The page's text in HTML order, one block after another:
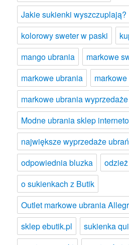
Jakie sukienki wyszczuplają?
kolorowy sweter w paski
mango ubrania
markowe
markowe ubrania
markowe ubrania wyprzedaże
Modne ubrania sklep
największe wyprzedaże ubrań
odpowiednia bluzka
o sukienkach z Butik
Outlet markowe ubrania
sklep ebutik.pl
sukienka